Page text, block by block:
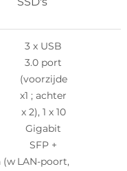
(w
3 x USB
3.0 port
(voorzijde
x1 ; achter
x 2), 1 x 10
Gigabit
SFP +
LAN-poort,